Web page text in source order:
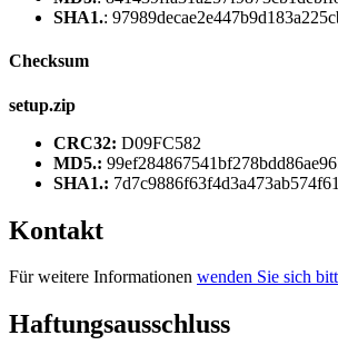
SHA1.:
Checksum
setup.zip
CRC32: D09FC582
MD5.:
SHA1.:
Kontakt
Für weitere Informationen wenden Sie sich
Haftungsausschluss